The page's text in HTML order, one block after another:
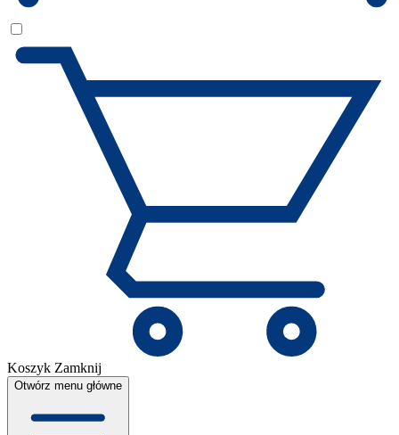
Koszyk Zamknij
Otwórz menu główne